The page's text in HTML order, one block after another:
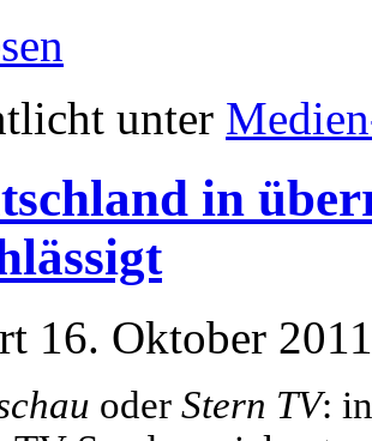
unter
in
16. Oktober 2011
oder Stern TV: